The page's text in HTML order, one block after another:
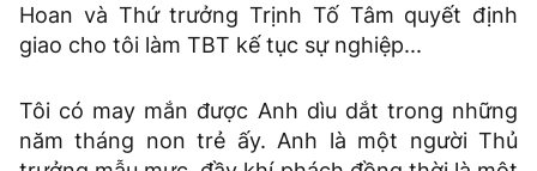
Hoan và Thứ trưởng Trịnh Tố Tâm quyết định
giao cho tôi làm TBT kế tục sự nghiệp...
Tôi có may mắn được Anh dìu dắt trong những
năm tháng non trẻ ấy. Anh là một người Thủ